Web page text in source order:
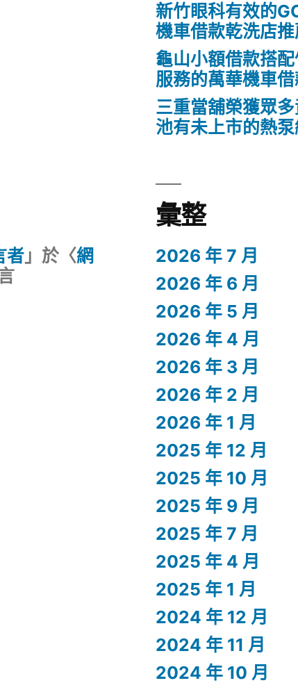
新竹眼科有效的
機車借款乾洗店
龜山小額借款搭
服務的萬華機車
三重當舖榮獲眾
池有未上市的熱
者」於〈網
彙整
2026 年 7 月
2026 年 6 月
2026 年 5 月
2026 年 4 月
2026 年 3 月
2026 年 2 月
2026 年 1 月
2025 年 12 月
2025 年 10 月
2025 年 9 月
2025 年 7 月
2025 年 4 月
2025 年 1 月
2024 年 12 月
2024 年 11 月
2024 年 10 月